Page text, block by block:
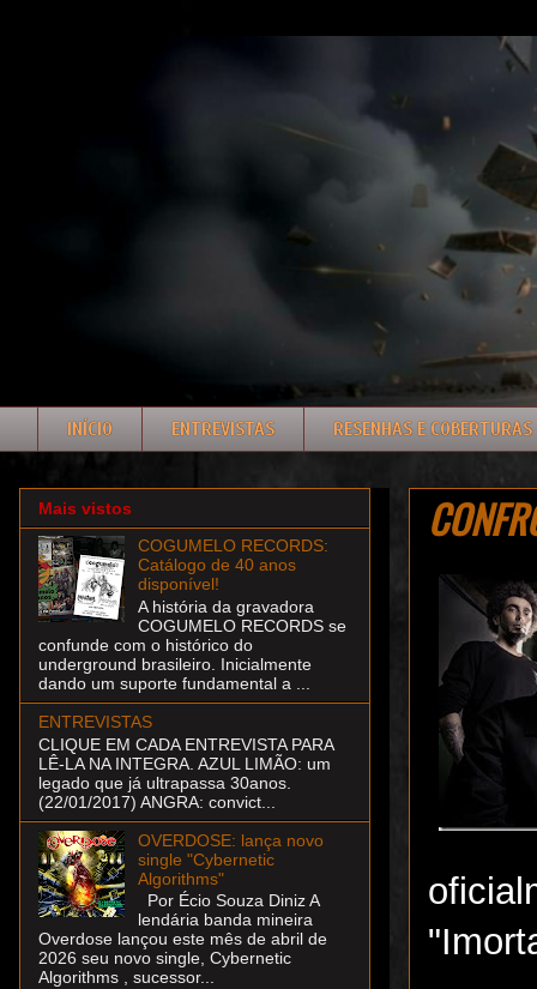
INÍCIO ENTREVISTAS RESENHAS E COBERTURAS
Mais vistos
COGUMELO RECORDS:
Catálogo de 40 anos
disponível!
A história da gravadora
COGUMELO RECORDS se
confunde com o histórico do
underground brasileiro. Inicialmente
dando um suporte fundamental a ...
ENTREVISTAS
CLIQUE EM CADA ENTREVISTA PARA
LÊ-LA NA INTEGRA. AZUL LIMÃO: um
legado que já ultrapassa 30anos.
(22/01/2017) ANGRA: convict...
OVERDOSE: lança novo
single "Cybernetic
Algorithms"
Por Écio Souza Diniz A
lendária banda mineira
Overdose lançou este mês de abril de
2026 seu novo single, Cybernetic
Algorithms , sucessor...